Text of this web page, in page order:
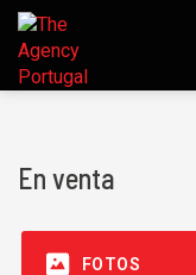
En venta
FOTOS